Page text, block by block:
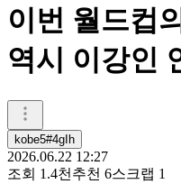
이번 월드컵
역시 이강인
kobe5#4gIh
2026.06.22 12:27
조회 1.4천 추천 6스크랩 1